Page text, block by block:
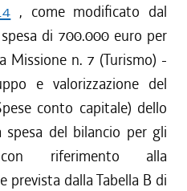
, come modificato dal
di 700.000 euro per
Missione n. 7 (Turismo) -
e valorizzazione del
conto capitale) dello
del bilancio per gli
riferimento alla
prevista dalla Tabella B di